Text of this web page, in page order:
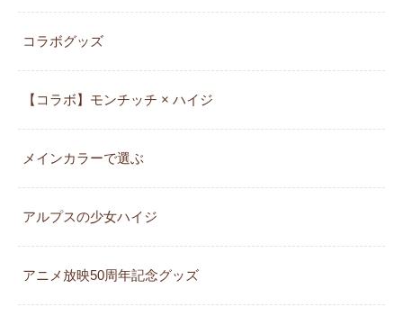
コラボグッズ
【コラボ】モンチッチ × ハイジ
メインカラーで選ぶ
アルプスの少女ハイジ
アニメ放映50周年記念グッズ